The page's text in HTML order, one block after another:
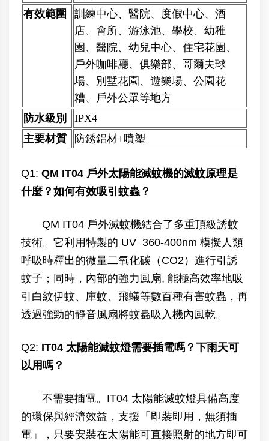
有效範圍
訓練中心、醫院、度假中心、酒
店、會所、游泳池、學校、幼稚
園、醫院、幼兒中心、住宅花園、
戶外咖啡廳、俱樂部、哥爾夫球
場、別墅花園、遊樂場、公園花
糟、戶外公眾等地方
防水級別
IPX4
主要材質
防銹鋁材+噴塑
Q1: QM IT04 戶外太陽能滅蚊機的滅蚊原理是
什麼？如何有效吸引蚊蟲？
QM IT04 戶外滅蚊機結合了多重頂級誘蚊
技術。它利用特製的 UV 360-400nm 模擬人類
呼吸時釋出的微量二氧化碳（CO2）進行引誘
蚊子；同時，內部的強力風扇, 能極高效率地吸
引白紋伊蚊、庫蚊、飛蟻等數百種有害蚊蟲，再
透過強勁的靜音風扇將蚊蟲吸入機內風乾。
Q2: IT04 太陽能滅蚊燈需要插電嗎？下雨天可
以用嗎？
不需要插電。IT04 太陽能滅蚊燈具備高度
的環保與經濟效益，支援「即裝即用，無須插
電」，只要安裝在太陽能可直接照射的地方即可